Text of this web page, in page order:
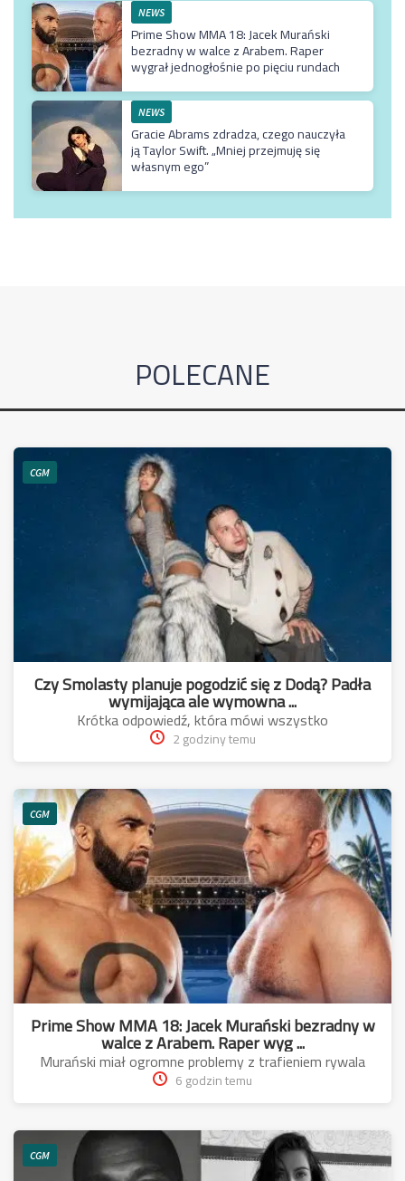
NEWS
Prime Show MMA 18: Jacek Murański
bezradny w walce z Arabem. Raper
wygrał jednogłośnie po pięciu rundach
NEWS
Gracie Abrams zdradza, czego nauczyła
ją Taylor Swift. „Mniej przejmuję się
własnym ego”
POLECANE
CGM
Czy Smolasty planuje pogodzić się z Dodą? Padła
wymijająca ale wymowna ...
Krótka odpowiedź, która mówi wszystko
2 godziny temu
CGM
Prime Show MMA 18: Jacek Murański bezradny w
walce z Arabem. Raper wyg ...
Murański miał ogromne problemy z trafieniem rywala
6 godzin temu
CGM